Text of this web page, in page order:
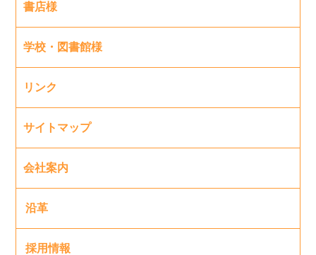
書店様
学校・図書館様
リンク
サイトマップ
会社案内
沿革
採用情報